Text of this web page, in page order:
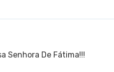
Senhora De Fátima!!!